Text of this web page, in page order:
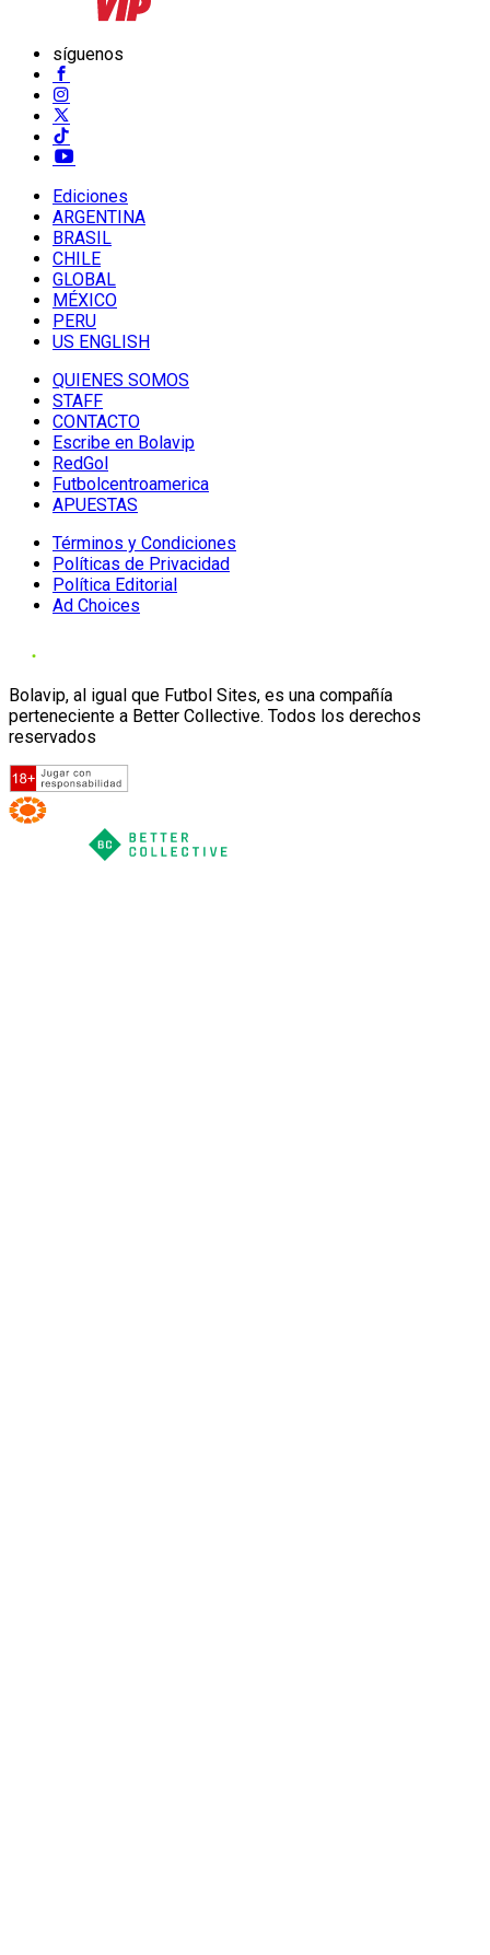
síguenos
Ediciones
ARGENTINA
BRASIL
CHILE
GLOBAL
MÉXICO
PERU
US ENGLISH
QUIENES SOMOS
STAFF
CONTACTO
Escribe en Bolavip
RedGol
Futbolcentroamerica
APUESTAS
Términos y Condiciones
Políticas de Privacidad
Política Editorial
Ad Choices
Bolavip, al igual que Futbol Sites, es una compañía
perteneciente a Better Collective. Todos los derechos
reservados